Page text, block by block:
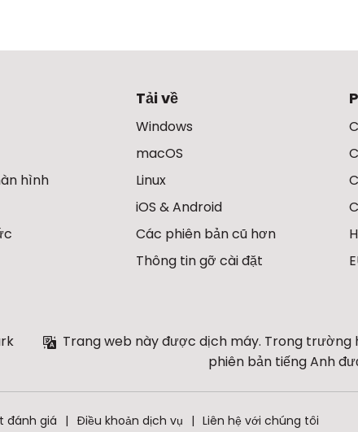
hình
Tải về
Windows
macOS
Linux
iOS & Android
Các phiên bản cũ hơn
Thông tin gỡ cài đặt
Trang web này được dịch máy. Trong trường
phiên bản tiếng Anh
đánh giá Điều khoản dịch vụ Liên hệ với chúng tôi